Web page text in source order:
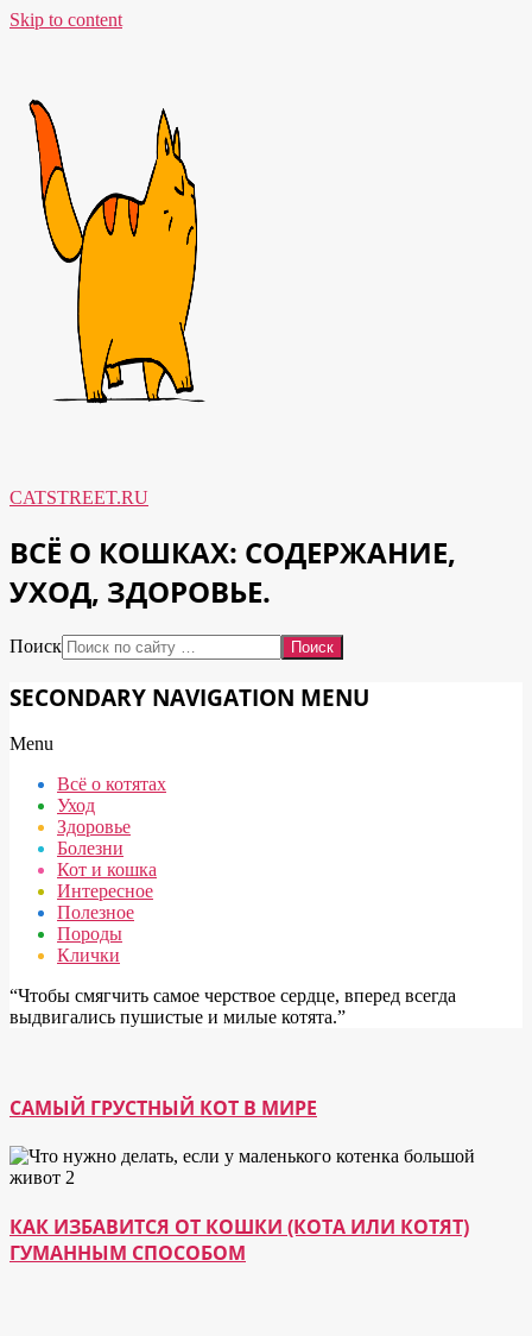
Skip to content
CATSTREET.RU
ВСЁ О КОШКАХ: СОДЕРЖАНИЕ,
УХОД, ЗДОРОВЬЕ.
Поиск
SECONDARY NAVIGATION MENU
Menu
Всё о котятах
Уход
Здоровье
Болезни
Кот и кошка
Интересное
Полезное
Породы
Клички
“Чтобы смягчить самое черствое сердце, вперед всегда
выдвигались пушистые и милые котята.”
САМЫЙ ГРУСТНЫЙ КОТ В МИРЕ
КАК ИЗБАВИТСЯ ОТ КОШКИ (КОТА ИЛИ КОТЯТ)
ГУМАННЫМ СПОСОБОМ